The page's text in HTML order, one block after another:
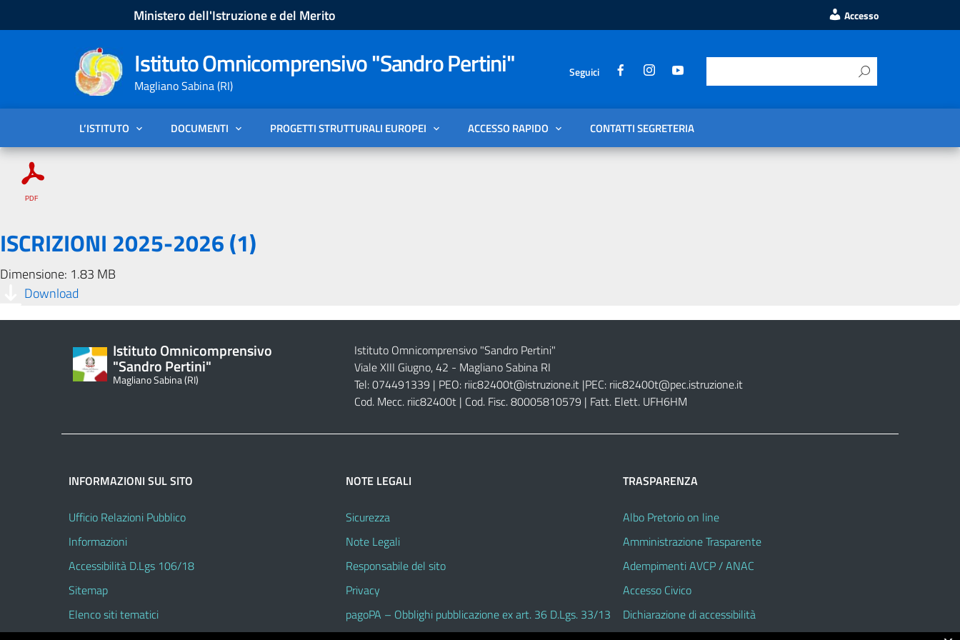
Ministero dell'Istruzione e del Merito Accesso
Istituto Omnicomprensivo "Sandro Pertini"
Magliano Sabina (RI)
Seguici
L’ISTITUTO DOCUMENTI PROGETTI STRUTTURALI EUROPEI ACCESSO RAPIDO CONTATTI SEGRETERIA
ISCRIZIONI 2025-2026 (1)
Dimensione: 1.83 MB
Download
Istituto Omnicomprensivo
"Sandro Pertini"
Magliano Sabina (RI)
Istituto Omnicomprensivo "Sandro Pertini"
Viale XIII Giugno, 42 - Magliano Sabina RI
Tel: 074491339 | PEO: riic82400t@istruzione.it |PEC: riic82400t@pec.istruzione.it
Cod. Mecc. riic82400t | Cod. Fisc. 80005810579 | Fatt. Elett. UFH6HM
INFORMAZIONI SUL SITO
Ufficio Relazioni Pubblico
Informazioni
Accessibilità D.Lgs 106/18
Sitemap
Elenco siti tematici
NOTE LEGALI
Sicurezza
Note Legali
Responsabile del sito
Privacy
pagoPA – Obblighi pubblicazione ex art. 36 D.Lgs. 33/13
TRASPARENZA
Albo Pretorio on line
Amministrazione Trasparente
Adempimenti AVCP / ANAC
Accesso Civico
Dichiarazione di accessibilità